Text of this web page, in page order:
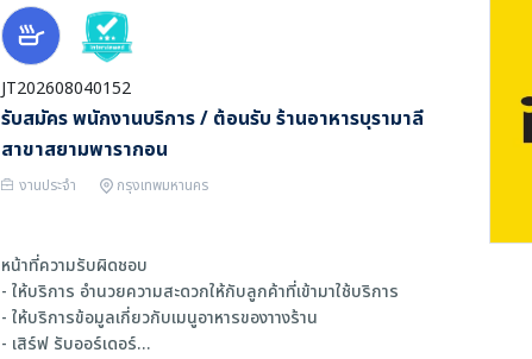
JT202608040152
รับสมัคร พนักงานบริการ / ต้อนรับ ร้านอาหารบุรามาลี
สาขาสยามพารากอน
งานประจำ กรุงเทพมหานคร
หน้าที่ความรับผิดชอบ
- ให้บริการ อำนวยความสะดวกให้กับลูกค้าที่เข้ามาใช้บริการ
- ให้บริการข้อมูลเกี่ยวกับเมนูอาหารของาางร้าน
- เสิร์ฟ รับออร์เดอร์